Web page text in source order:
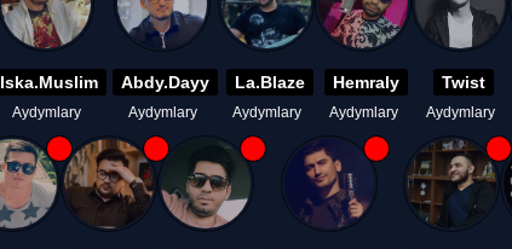
Iska.Muslim
Aydymlary
Abdy.Dayy
Aydymlary
La.Blaze
Aydymlary
Hemraly
Aydymlary
Twist
Aydymlary